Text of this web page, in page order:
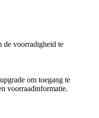
de voorradigheid te
om toegang te
voorraadinformatie.